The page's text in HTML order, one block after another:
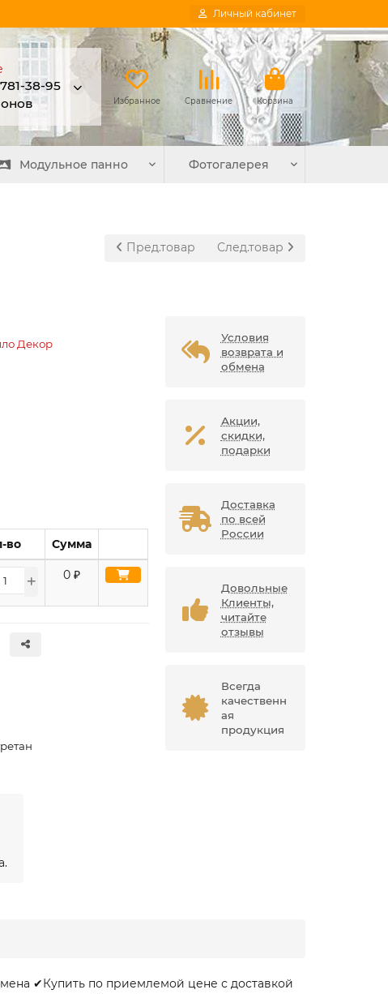
Личный кабинет
38-95
Избранное Сравнение Корзина
Модульное панно Фотогалерея
Пред.товар След.товар
Декор
во Сумма
0 ₽
Условия
возврата и
обмена
Акции,
скидки,
подарки
Доставка
по всей
России
Довольные
Клиенты,
читайте
отзывы
Всегда
качественн
ая
продукция
✔Купить по приемлемой цене с доставкой